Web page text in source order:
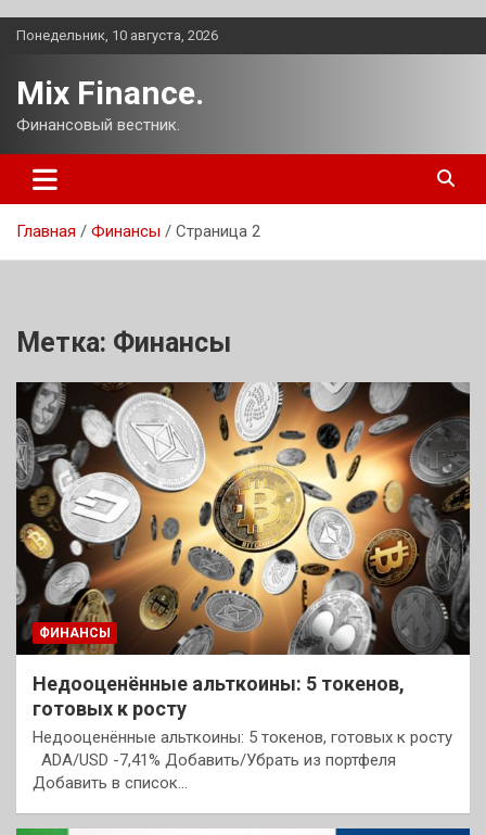
Перейти
Понедельник, 10 августа, 2026
Mix Finance.
Финансовый вестник.
Главная Финансы Страница 2
Метка: Финансы
ФИНАНСЫ
Недооценённые альткоины: 5 токенов,
готовых к росту
Недооценённые альткоины: 5 токенов, готовых к росту
ADA/USD -7,41% Добавить/Убрать из портфеля
Добавить в список…